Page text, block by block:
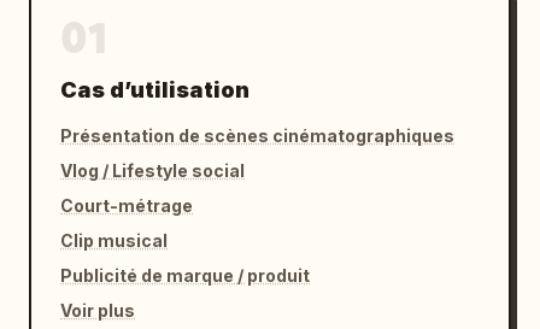
Cas d’utilisation
Présentation de scènes cinématographiques
Vlog / Lifestyle social
Court-métrage
Clip musical
Publicité de marque / produit
Voir plus